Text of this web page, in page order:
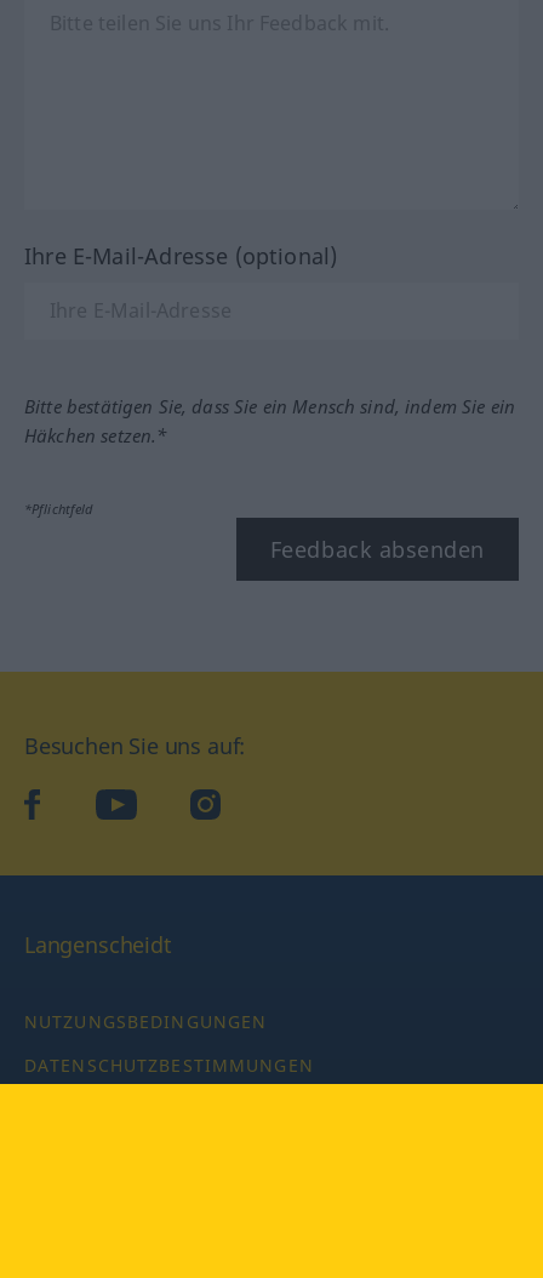
Ihre E-Mail-Adresse (optional)
Bitte bestätigen Sie, dass Sie ein Mensch sind, indem Sie ein
Häkchen setzen.*
*Pflichtfeld
Feedback absenden
Besuchen Sie uns auf:
facebookYouTube Instagram
Langenscheidt
NUTZUNGSBEDINGUNGEN
DATENSCHUTZBESTIMMUNGEN